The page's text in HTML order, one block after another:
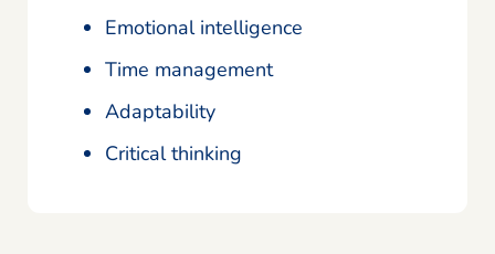
Emotional intelligence
Time management
Adaptability
Critical thinking